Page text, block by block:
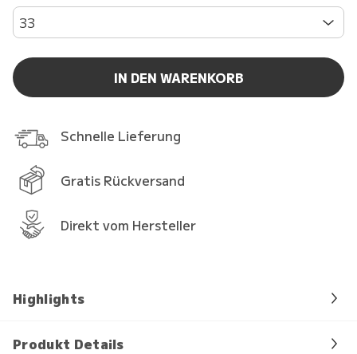
33
IN DEN WARENKORB
Schnelle Lieferung
Gratis Rückversand
Direkt vom Hersteller
Highlights
Produkt Details